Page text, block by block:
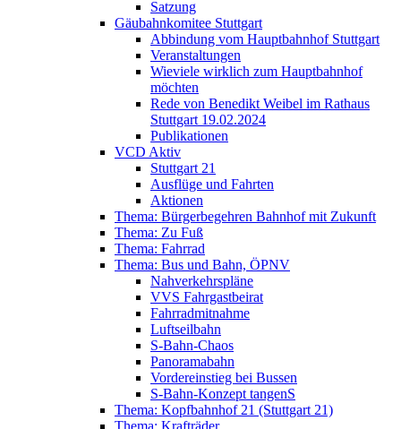
Satzung
Gäubahnkomitee Stuttgart
Abbindung vom Hauptbahnhof Stuttgart
Veranstaltungen
Wieviele wirklich zum Hauptbahnhof
möchten
Rede von Benedikt Weibel im Rathaus
Stuttgart 19.02.2024
Publikationen
VCD Aktiv
Stuttgart 21
Ausflüge und Fahrten
Aktionen
Thema: Bürgerbegehren Bahnhof mit Zukunft
Thema: Zu Fuß
Thema: Fahrrad
Thema: Bus und Bahn, ÖPNV
Nahverkehrspläne
VVS Fahrgastbeirat
Fahrradmitnahme
Luftseilbahn
S-Bahn-Chaos
Panoramabahn
Vordereinstieg bei Bussen
S-Bahn-Konzept tangenS
Thema: Kopfbahnhof 21 (Stuttgart 21)
Thema: Krafträder